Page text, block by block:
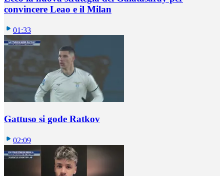
convincere Leao e il Milan
01:33
Gattuso si gode Ratkov
02:09